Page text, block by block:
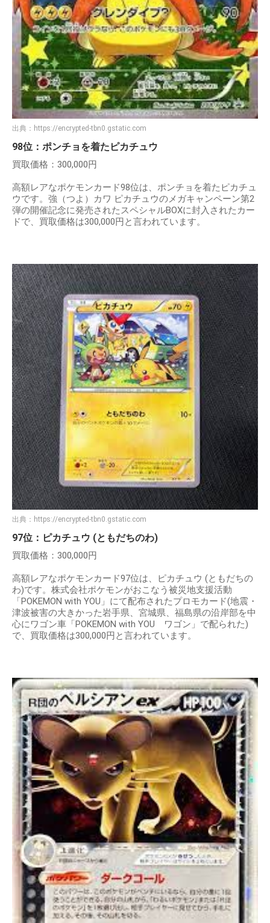
出典： https://encrypted-tbn0.gstatic.com
98位：ポンチョを着たピカチュウ
買取価格：300,000円
高額レアなポケモンカード98位は、ポンチョを着たピカチュ
ウです。強（つよ）カワ ピカチュウのメガキャンペーン第2
弾の開催記念に発売されたスペシャルBOXに封入されたカー
ドで、買取価格は300,000円と言われています。
出典： https://encrypted-tbn0.gstatic.com
97位：ピカチュウ (ともだちのわ)
買取価格：300,000円
高額レアなポケモンカード97位は、ピカチュウ (ともだちの
わ)です。株式会社ポケモンがおこなう被災地支援活動
「POKEMON with YOU」にて配布されたプロモカード(地震・
津波被害の大きかった岩手県、宮城県、福島県の沿岸部を中
心にワゴン車「POKEMON with YOU ワゴン」で配られた)
で、買取価格は300,000円と言われています。